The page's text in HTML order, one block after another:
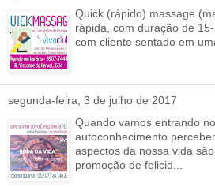
Quick (rápido) massage
rápida, com duração de
com cliente sentado em
segunda-feira, 3 de julho de 2017
Quando vamos entrando
autoconhecimento
aspectos da nossa vida
promoção de felicid...